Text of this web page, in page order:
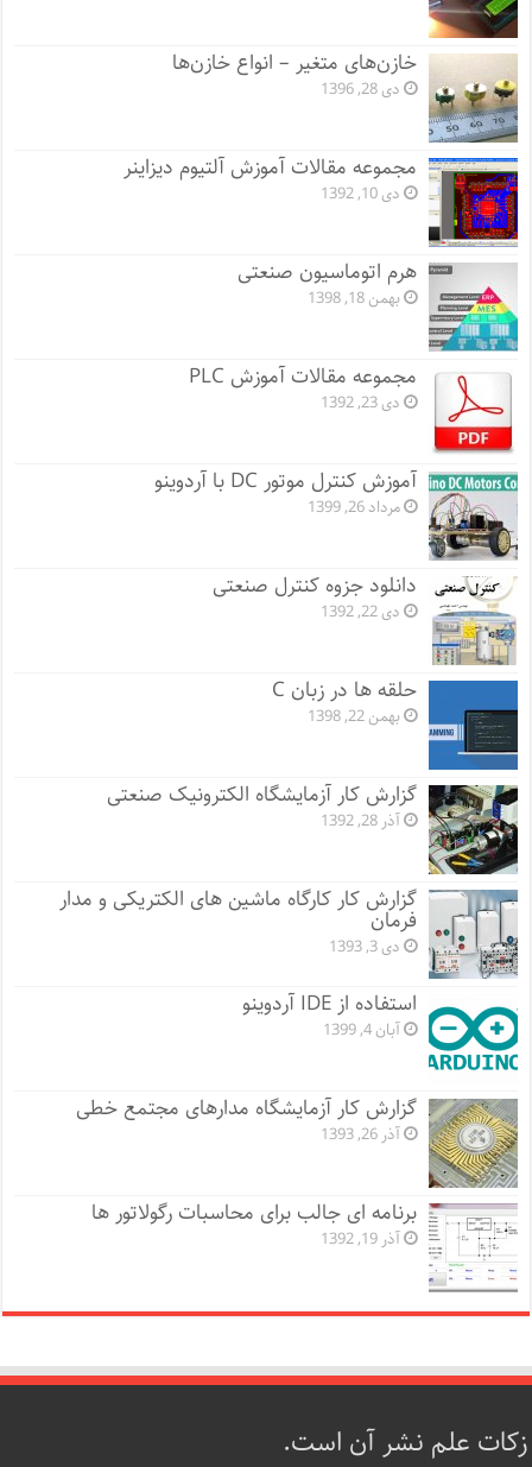
خازن‌های متغیر – انواع خازن‌ها
دی 28, 1396
مجموعه مقالات آموزش آلتیوم دیزاینر
دی 10, 1392
هرم اتوماسیون صنعتی
بهمن 18, 1398
مجموعه مقالات آموزش PLC
دی 23, 1392
آموزش کنترل موتور DC با آردوینو
مرداد 26, 1399
دانلود جزوه کنترل صنعتی
دی 22, 1392
حلقه ها در زبان C
بهمن 22, 1398
گزارش کار آزمایشگاه الکترونیک صنعتی
آذر 28, 1392
گزارش کار کارگاه ماشین های الکتریکی و مدار
فرمان
دی 3, 1393
استفاده از IDE آردوینو
آبان 4, 1399
گزارش کار آزمایشگاه مدارهای مجتمع خطی
آذر 26, 1393
برنامه ای جالب برای محاسبات رگولاتور ها
آذر 19, 1392
زکات علم نشر آن است.